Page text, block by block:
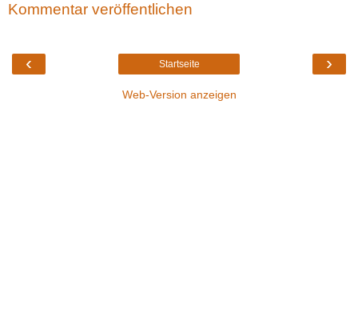
Kommentar veröffentlichen
‹ ›
Startseite
Web-Version anzeigen